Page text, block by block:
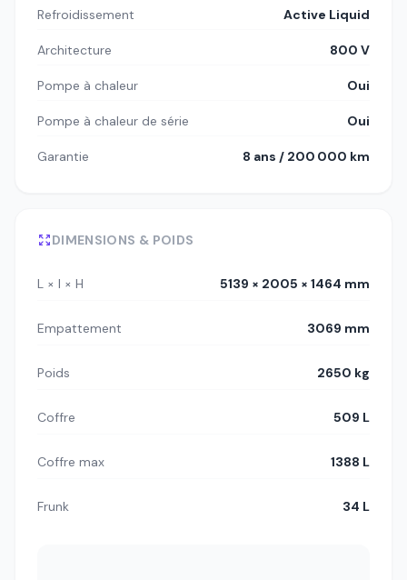
Refroidissement Active Liquid
Architecture 800 V
Pompe à chaleur Oui
Pompe à chaleur de série Oui
Garantie 8 ans / 200 000 km
DIMENSIONS & POIDS
L × l × H 5139 × 2005 × 1464 mm
Empattement 3069 mm
Poids 2650 kg
Coffre 509 L
Coffre max 1388 L
Frunk 34 L